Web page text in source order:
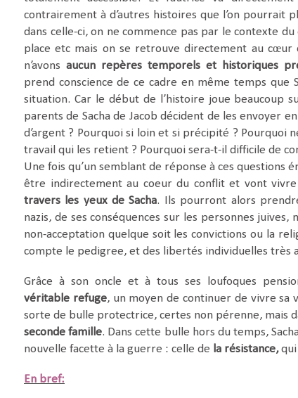
contrairement à d’autres histoires que l’on pourrait
dans celle-ci, on ne commence pas par le contexte
place etc mais on se retrouve directement au cœur
n’avons aucun repères temporels et historiques
prend conscience de ce cadre en même temps que
situation. Car le début de l’histoire joue beaucoup
parents de Sacha de Jacob décident de les envoyer en
d’argent ? Pourquoi si loin et si précipité ? Pourquoi
travail qui les retient ? Pourquoi sera-t-il difficile de
Une fois qu’un semblant de réponse à ces questions
être indirectement au coeur du conflit et vont
travers les yeux de Sacha. Ils pourront alors
nazis, de ses conséquences sur les personnes
non-acceptation quelque soit les convictions ou la
compte le pedigree, et des libertés individuelles très
Grâce à son oncle et à tous ses loufoques
véritable refuge, un moyen de continuer de vivre sa
sorte de bulle protectrice, certes non pérenne, mais
seconde famille. Dans cette bulle hors du temps,
nouvelle facette à la guerre : celle de la résistance,qui
En bref: